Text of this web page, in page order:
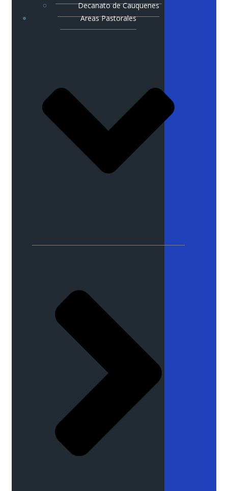
Decanato de Cauquenes
Areas Pastorales